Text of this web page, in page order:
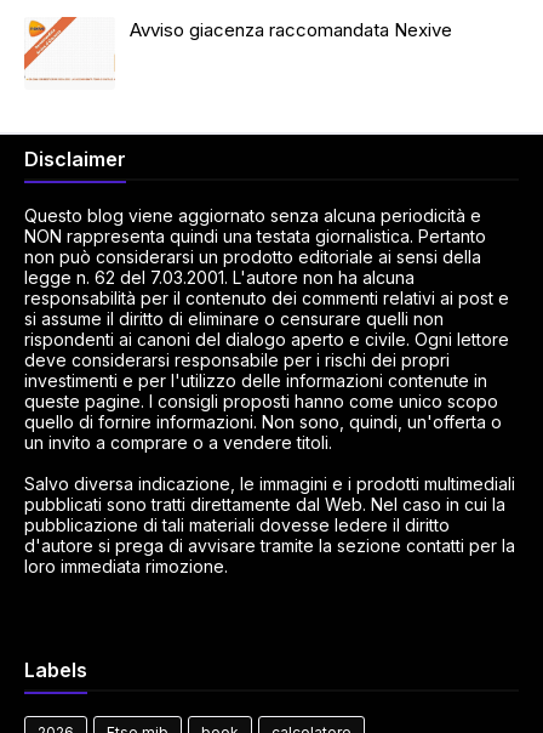
Avviso giacenza raccomandata Nexive
Disclaimer
Questo blog viene aggiornato senza alcuna periodicità e
NON rappresenta quindi una testata giornalistica. Pertanto
non può considerarsi un prodotto editoriale ai sensi della
legge n. 62 del 7.03.2001. L'autore non ha alcuna
responsabilità per il contenuto dei commenti relativi ai post e
si assume il diritto di eliminare o censurare quelli non
rispondenti ai canoni del dialogo aperto e civile. Ogni lettore
deve considerarsi responsabile per i rischi dei propri
investimenti e per l'utilizzo delle informazioni contenute in
queste pagine. I consigli proposti hanno come unico scopo
quello di fornire informazioni. Non sono, quindi, un'offerta o
un invito a comprare o a vendere titoli.
Salvo diversa indicazione, le immagini e i prodotti multimediali
pubblicati sono tratti direttamente dal Web. Nel caso in cui la
pubblicazione di tali materiali dovesse ledere il diritto
d'autore si prega di avvisare tramite la sezione contatti per la
loro immediata rimozione.
Labels